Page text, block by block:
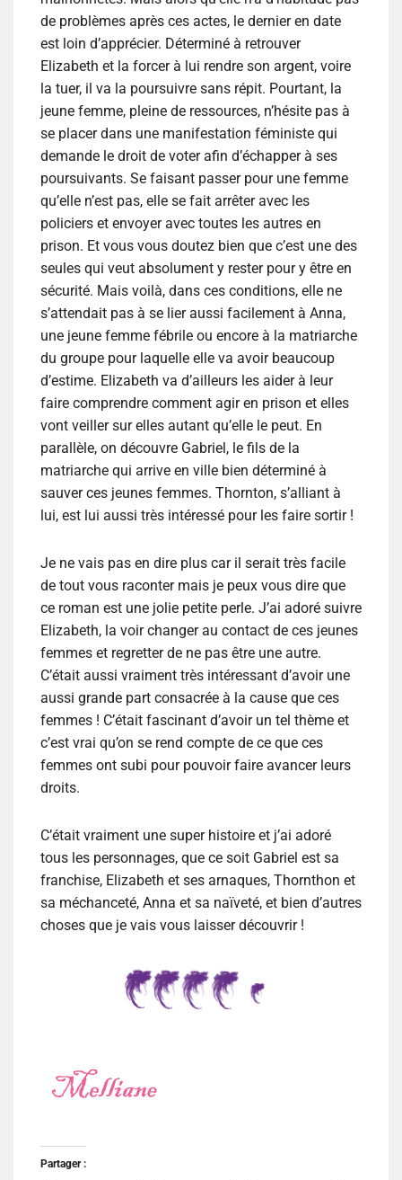
de problèmes après ces actes, le dernier en date
est loin d’apprécier. Déterminé à retrouver
Elizabeth et la forcer à lui rendre son argent, voire
la tuer, il va la poursuivre sans répit. Pourtant, la
jeune femme, pleine de ressources, n’hésite pas à
se placer dans une manifestation féministe qui
demande le droit de voter afin d’échapper à ses
poursuivants. Se faisant passer pour une femme
qu’elle n’est pas, elle se fait arrêter avec les
policiers et envoyer avec toutes les autres en
prison. Et vous vous doutez bien que c’est une des
seules qui veut absolument y rester pour y être en
sécurité. Mais voilà, dans ces conditions, elle ne
s’attendait pas à se lier aussi facilement à Anna,
une jeune femme fébrile ou encore à la matriarche
du groupe pour laquelle elle va avoir beaucoup
d’estime. Elizabeth va d’ailleurs les aider à leur
faire comprendre comment agir en prison et elles
vont veiller sur elles autant qu’elle le peut. En
parallèle, on découvre Gabriel, le fils de la
matriarche qui arrive en ville bien déterminé à
sauver ces jeunes femmes. Thornton, s’alliant à
lui, est lui aussi très intéressé pour les faire sortir !
Je ne vais pas en dire plus car il serait très facile
de tout vous raconter mais je peux vous dire que
ce roman est une jolie petite perle. J’ai adoré suivre
Elizabeth, la voir changer au contact de ces jeunes
femmes et regretter de ne pas être une autre.
C’était aussi vraiment très intéressant d’avoir une
aussi grande part consacrée à la cause que ces
femmes ! C’était fascinant d’avoir un tel thème et
c’est vrai qu’on se rend compte de ce que ces
femmes ont subi pour pouvoir faire avancer leurs
droits.
C’était vraiment une super histoire et j’ai adoré
tous les personnages, que ce soit Gabriel est sa
franchise, Elizabeth et ses arnaques, Thornthon et
sa méchanceté, Anna et sa naïveté, et bien d’autres
choses que je vais vous laisser découvrir !
Partager :